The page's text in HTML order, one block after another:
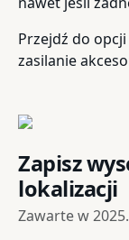
Przejdź do opcji
zasilanie
Zapisz
lokalizacji
Zawarte w